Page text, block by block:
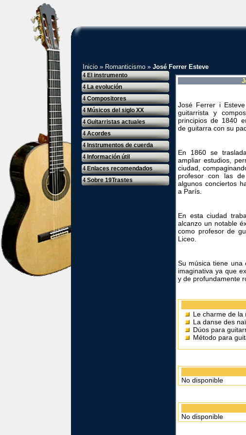
Inicio » Romanticismo » José Ferrer Esteve
4El instrumento
4La evolución
4Compositores
4Músicos del siglo XX
4Guitarristas actuales
4Acordes
4Instrumentos de cuerda
4Información útil
4Enlaces recomendados
4Sobre 19Trastes
José Ferrer i
guitarrista y
principios de 1840
de guitarra con su
En 1860 se
ampliar estudios,
ciudad,
profesor con las
algunos conciertos
a París.
En esta ciudad
alcanzo un notable
como profesor de
Liceo.
Su música tiene una
imaginativa ya que
y de profundamente
Le charme de la
La danse des
Dúos para
Método para
No disponible
No disponible